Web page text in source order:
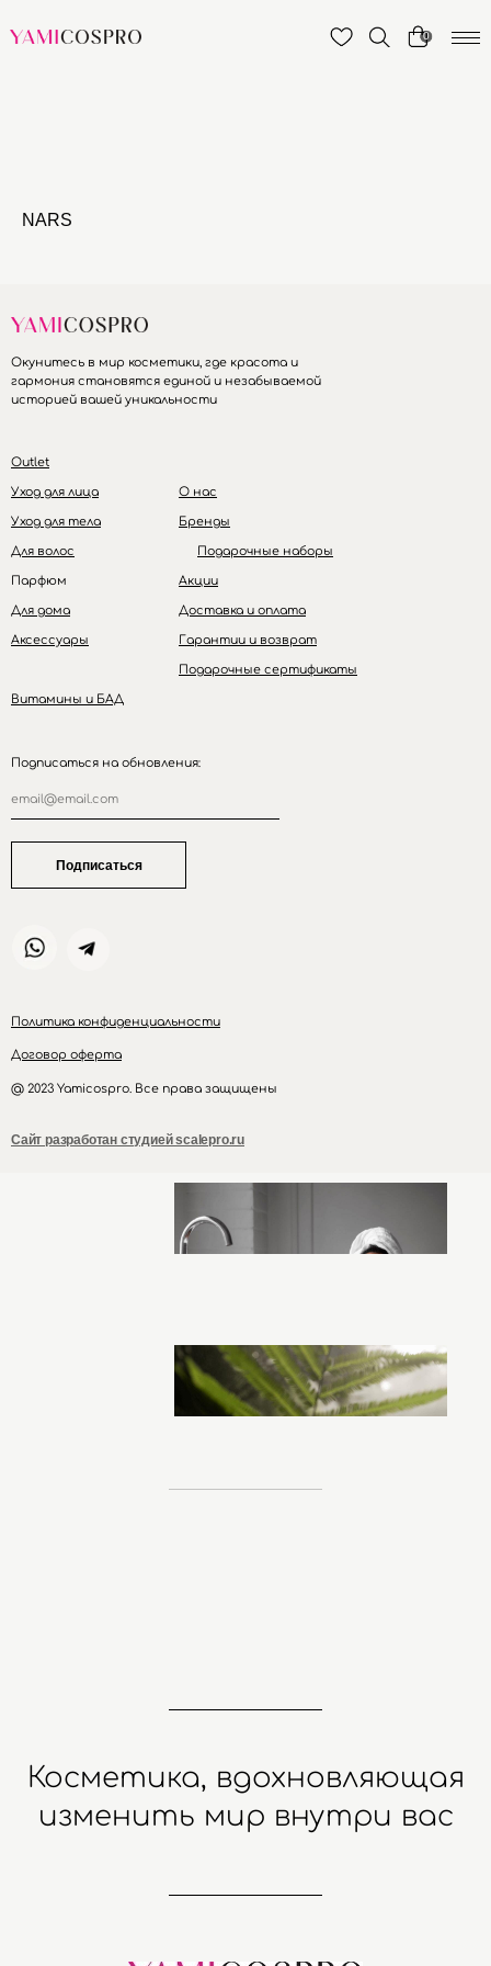
0
NARS
Outlet
Окунитесь в мир косметики, где красота и
гармония становятся единой и незабываемой
историей вашей уникальности
Политика конфиденциальности
Договор оферта
@ 2023 Yamicospro. Все права защищены
Уход для лица
Уход для тела
Для волос
Парфюм
Сайт разработан студией scalepro.ru
Для дома
Аксессуары
Витамины и БАД
О нас
Бренды
Подарочные наборы
Акции
Доставка и оплата
Гарантии и возврат
Подарочные сертификаты
Подписаться на обновления:
Подписаться
Косметика, вдохновляющая
изменить мир внутри вас